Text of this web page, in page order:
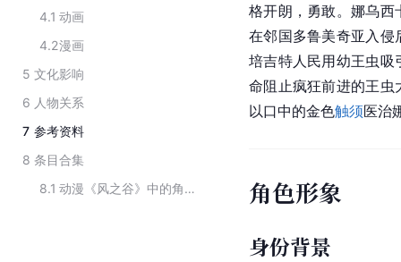
4.1 动画
4.2漫画
5 文化影响
6 人物关系
7 参考资料
8 条目合集
8.1
动漫《风之谷》中的角色
格开朗，勇敢。娜乌西
在邻国多鲁美奇亚入侵
培吉特人民用幼王虫吸
命阻止疯狂前进的王虫
以口中的金色触须医治
角色形象
身份背景